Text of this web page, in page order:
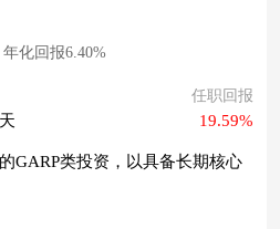
化回报6.40%
任职回报
19.59%
GARP类投资，以具备长期核心